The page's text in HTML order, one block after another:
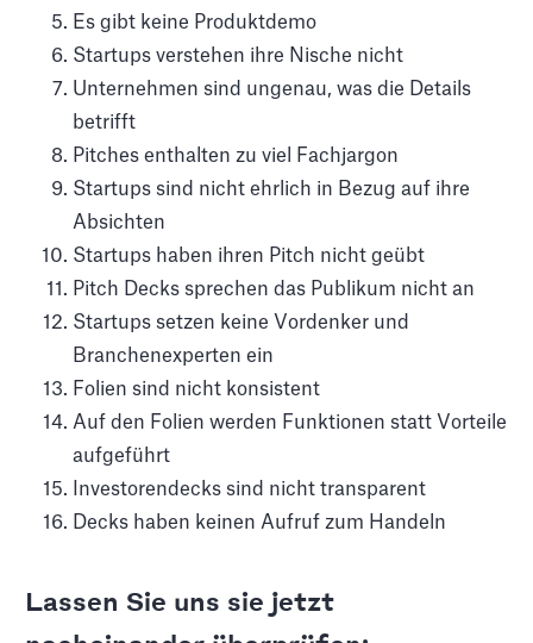
Es gibt keine Produktdemo
Startups verstehen ihre Nische nicht
Unternehmen sind ungenau, was die Details
betrifft
Pitches enthalten zu viel Fachjargon
Startups sind nicht ehrlich in Bezug auf ihre
Absichten
Startups haben ihren Pitch nicht geübt
Pitch Decks sprechen das Publikum nicht an
Startups setzen keine Vordenker und
Branchenexperten ein
Folien sind nicht konsistent
Auf den Folien werden Funktionen statt Vorteile
aufgeführt
Investorendecks sind nicht transparent
Decks haben keinen Aufruf zum Handeln
Lassen Sie uns sie jetzt